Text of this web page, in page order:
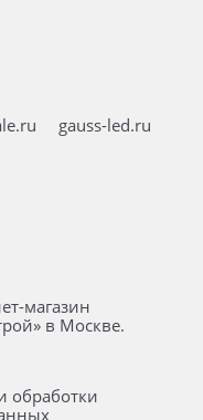
gauss-led.ru
магазин
в Москве.
обработки